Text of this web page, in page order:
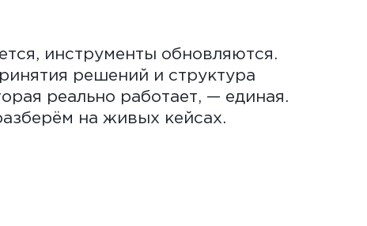
инструменты обновляются.
решений и структура
реально работает, — единая.
на живых кейсах.